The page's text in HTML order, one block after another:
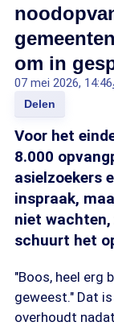
om in
07 mei 2026, 14:46
Delen
Voor het
8.000
asielzoekers
inspraak,
niet wachten,
schuurt het
"Boos, heel erg
geweest." Dat
overhoudt